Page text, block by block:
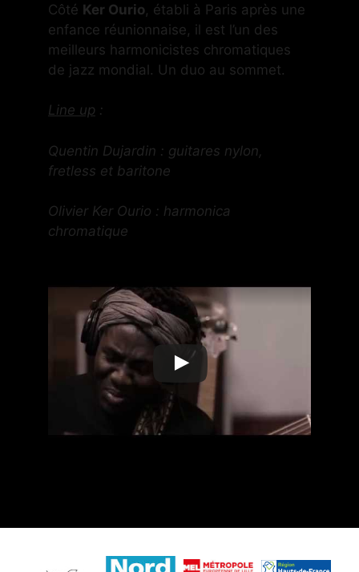
Côté Ker Ourio , établi à Paris après une
enfance réunionnaise, il est l’un des
meilleurs harmonicistes chromatiques
de jazz mondial. Un duo au sommet.
Line up :
Quentin Dujardin : guitares nylon,
fretless et baritone
Olivier Ker Ourio : harmonica
chromatique